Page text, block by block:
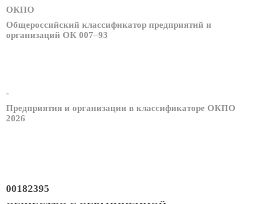
ОКПО
Общероссийский классификатор предприятий и
организаций ОК 007–93
-
Предприятия и организации в классификаторе ОКПО
2026
00182395